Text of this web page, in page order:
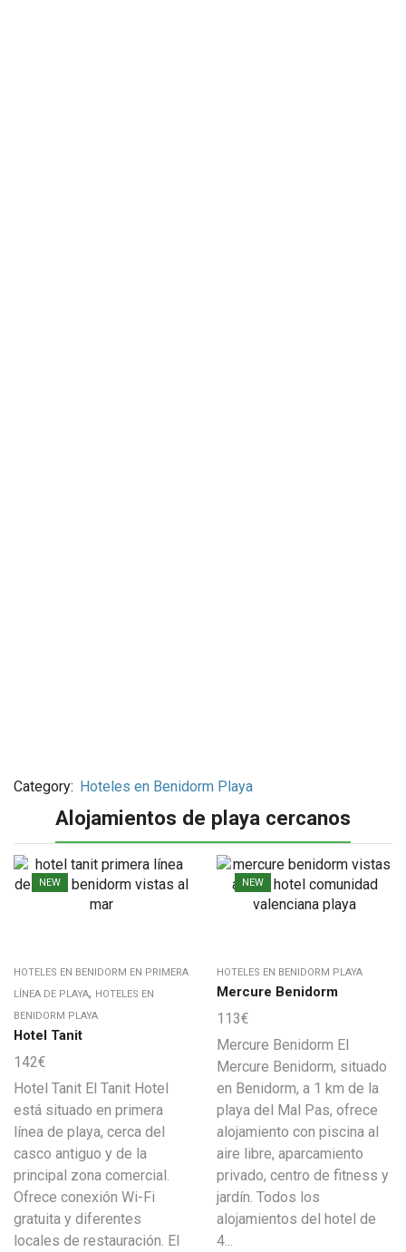
Category: Hoteles en Benidorm Playa
Alojamientos de playa cercanos
NEW
HOTELES EN BENIDORM EN PRIMERA
LÍNEA DE PLAYA, HOTELES EN
BENIDORM PLAYA
Hotel Tanit
142€
Hotel Tanit El Tanit Hotel
está situado en primera
línea de playa, cerca del
casco antiguo y de la
principal zona comercial.
Ofrece conexión Wi-Fi
gratuita y diferentes
locales de restauración. El
NEW
HOTELES EN BENIDORM PLAYA
Mercure Benidorm
113€
Mercure Benidorm El
Mercure Benidorm, situado
en Benidorm, a 1 km de la
playa del Mal Pas, ofrece
alojamiento con piscina al
aire libre, aparcamiento
privado, centro de fitness y
jardín. Todos los
alojamientos del hotel de
4...